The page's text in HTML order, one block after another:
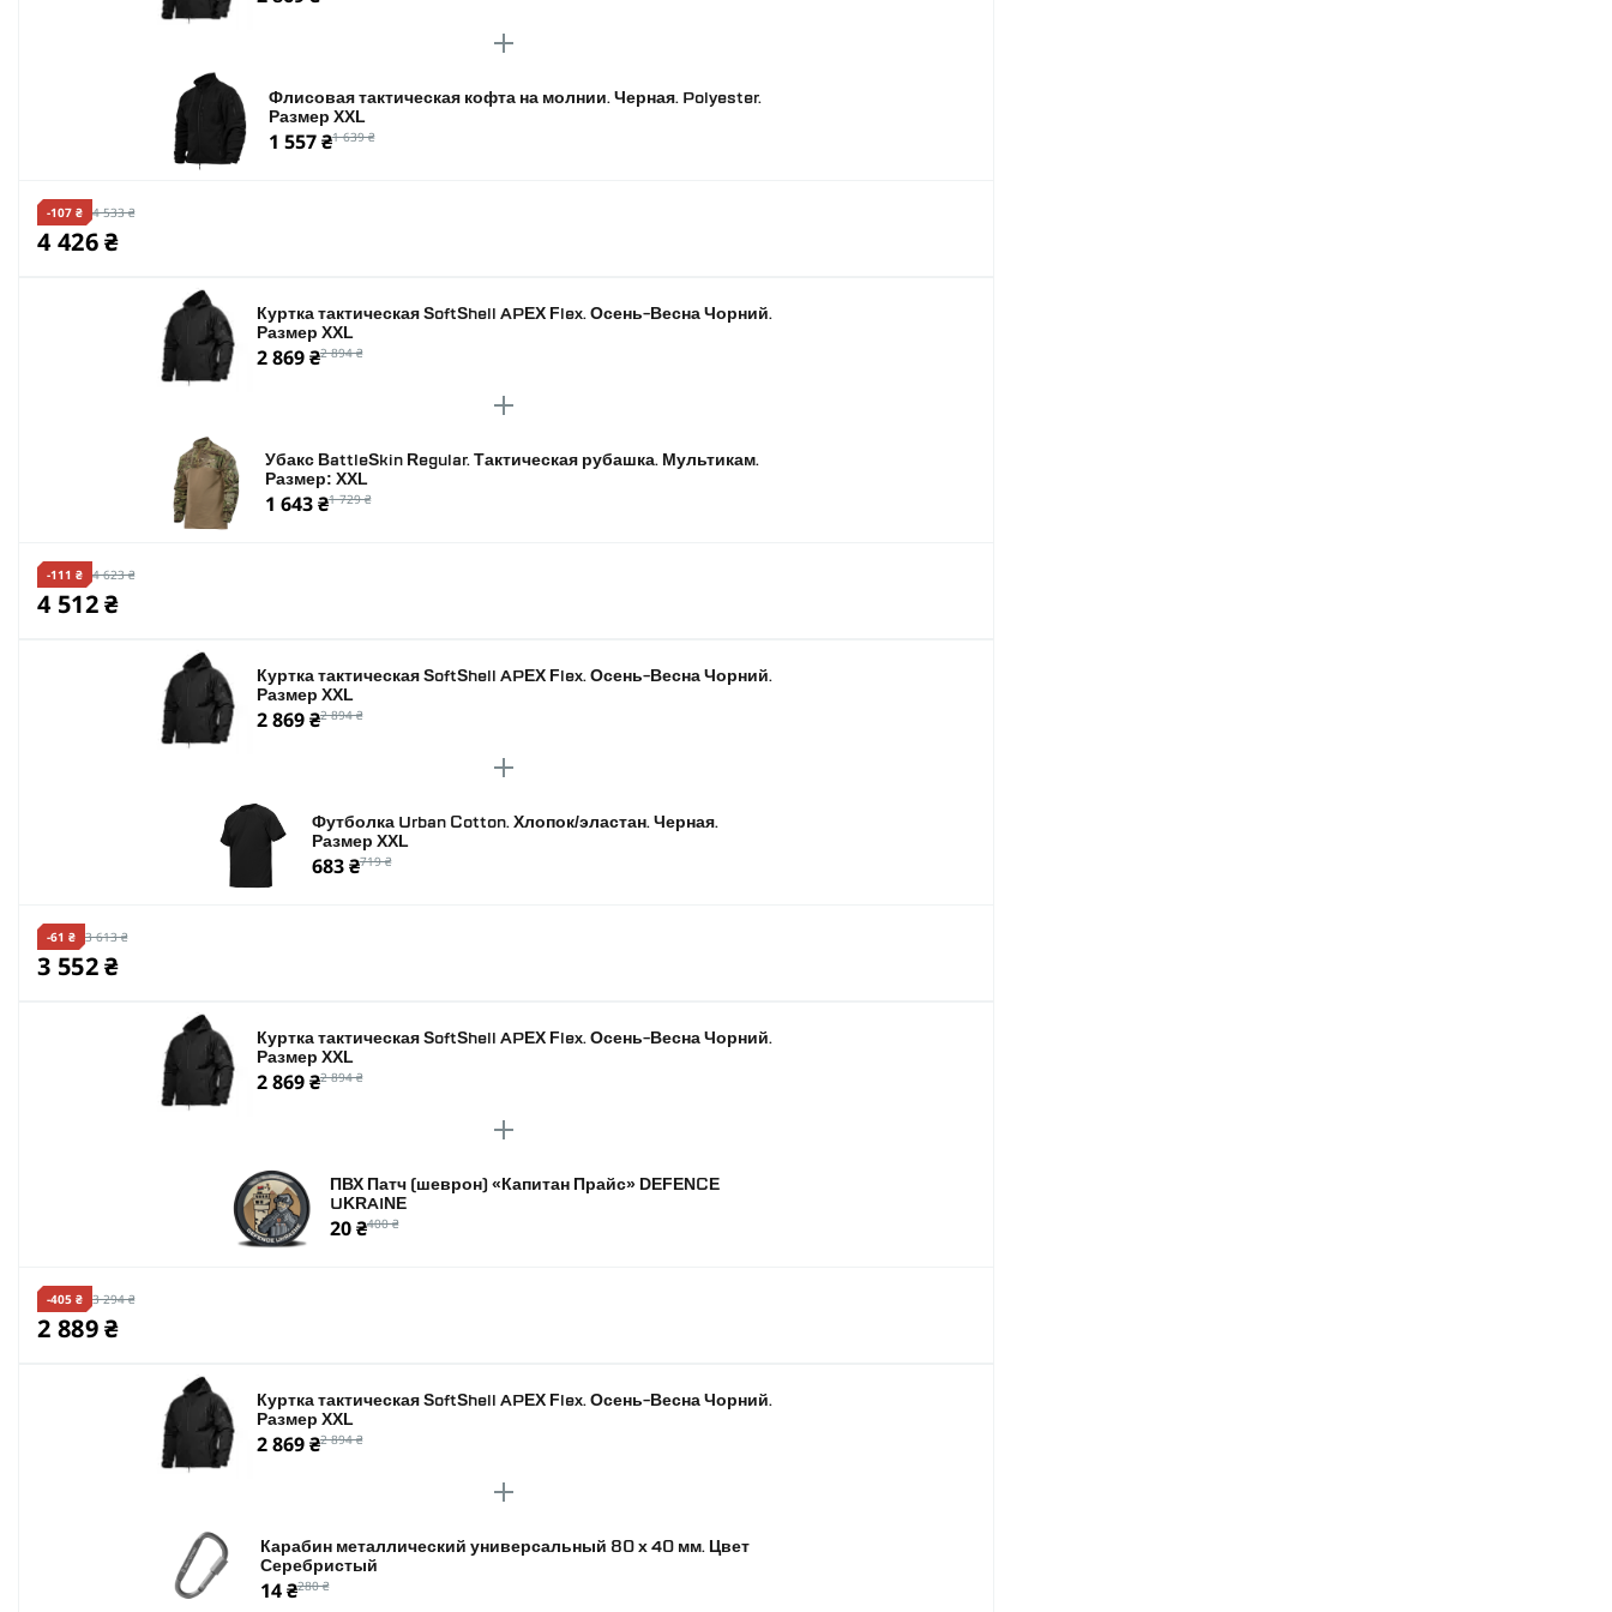
защиту в любых погодных условиях.
Флисовая тактическая кофта на молнии. Черная. Polyester.
Размер XXL
1 557 ₴1 639 ₴
-107 ₴ 4 533 ₴
4 426 ₴
Куртка тактическая SoftShell APEX Flex. Осень-Весна Чорний.
Размер XXL
2 869 ₴2 894 ₴
Убакс BattleSkin Regular. Тактическая рубашка. Мультикам.
Размер: XXL
1 643 ₴1 729 ₴
-111 ₴ 4 623 ₴
4 512 ₴
Куртка тактическая SoftShell APEX Flex. Осень-Весна Чорний.
Размер XXL
2 869 ₴2 894 ₴
Футболка Urban Cotton. Хлопок/эластан. Черная.
Размер XXL
683 ₴719 ₴
-61 ₴ 3 613 ₴
3 552 ₴
Куртка тактическая SoftShell APEX Flex. Осень-Весна Чорний.
Размер XXL
2 869 ₴2 894 ₴
ПВХ Патч (шеврон) «Капитан Прайс» DEFENCE
UKRAINE
20 ₴400 ₴
-405 ₴ 3 294 ₴
2 889 ₴
Куртка тактическая SoftShell APEX Flex. Осень-Весна Чорний.
Размер XXL
2 869 ₴2 894 ₴
Карабин металлический универсальный 80 х 40 мм. Цвет
Серебристый
14 ₴280 ₴